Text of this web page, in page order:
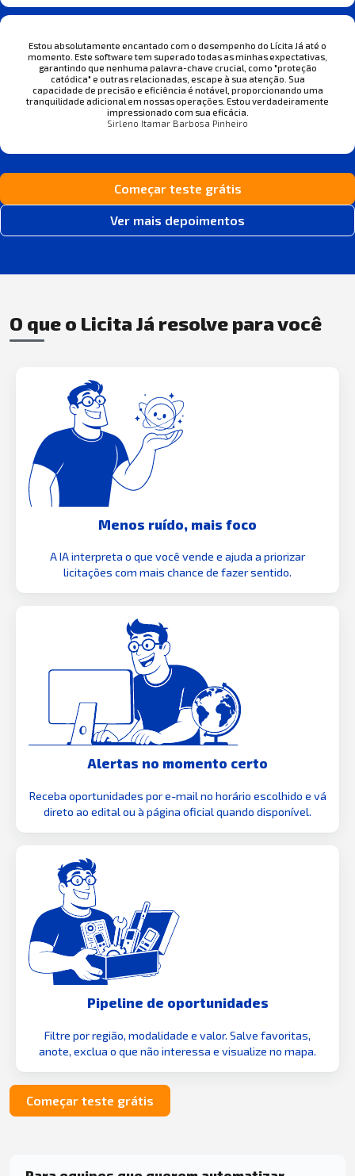
Estou absolutamente encantado com o desempenho do Lícita Já até o
momento. Este software tem superado todas as minhas expectativas,
garantindo que nenhuma palavra-chave crucial, como "proteção
catódica" e outras relacionadas, escape à sua atenção. Sua
capacidade de precisão e eficiência é notável, proporcionando uma
tranquilidade adicional em nossas operações. Estou verdadeiramente
impressionado com sua eficácia.
Sirleno Itamar Barbosa Pinheiro
Começar teste grátis
Ver mais depoimentos
O que o Licita Já resolve para você
Menos ruído, mais foco
A IA interpreta o que você vende e ajuda a priorizar
licitações com mais chance de fazer sentido.
Alertas no momento certo
Receba oportunidades por e-mail no horário escolhido e vá
direto ao edital ou à página oficial quando disponível.
Pipeline de oportunidades
Filtre por região, modalidade e valor. Salve favoritas,
anote, exclua o que não interessa e visualize no mapa.
Começar teste grátis